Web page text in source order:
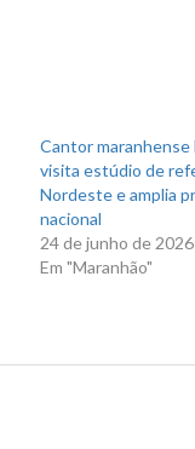
Cantor maranhense
visita estúdio de
Nordeste e amplia
nacional
24 de junho de 2026
Em "Maranhão"